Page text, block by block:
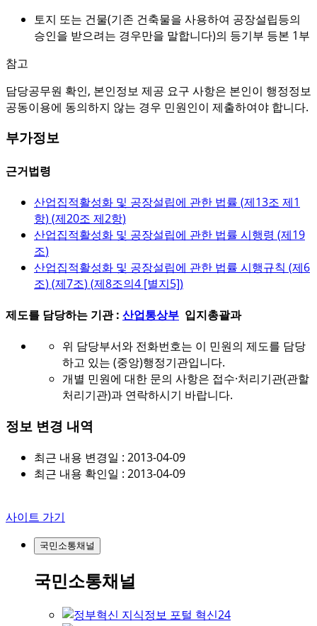
토지 또는 건물(기존 건축물을 사용하여 공장설립등의
승인을 받으려는 경우만을 말합니다)의 등기부 등본 1부
참고
담당공무원 확인, 본인정보 제공 요구 사항은 본인이 행정정보
공동이용에 동의하지 않는 경우 민원인이 제출하여야 합니다.
부가정보
근거법령
산업집적활성화 및 공장설립에 관한 법률 (제13조 제1
항) (제20조 제2항)
산업집적활성화 및 공장설립에 관한 법률 시행령 (제19
조)
산업집적활성화 및 공장설립에 관한 법률 시행규칙 (제6
조) (제7조) (제8조의4 [별지5])
제도를 담당하는 기관 : 산업통상부 입지총괄과
위 담당부서와 전화번호는 이 민원의 제도를 담당
하고 있는 (중앙)행정기관입니다.
개별 민원에 대한 문의 사항은 접수·처리기관(관할
처리기관)과 연락하시기 바랍니다.
정보 변경 내역
최근 내용 변경일 : 2013-04-09
최근 내용 확인일 : 2013-04-09
사이트 가기
국민소통채널
국민소통채널